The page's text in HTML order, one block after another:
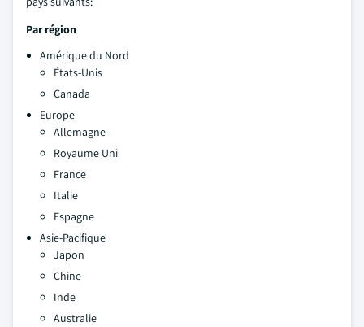
Par région
Amérique du Nord
États-Unis
Canada
Europe
Allemagne
Royaume Uni
France
Italie
Espagne
Asie-Pacifique
Japon
Chine
Inde
Australie